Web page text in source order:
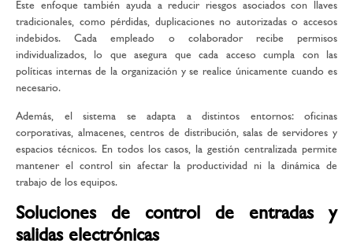
Este enfoque también ayuda a reducir riesgos asociados con llaves
tradicionales, como pérdidas, duplicaciones no autorizadas o accesos
indebidos. Cada empleado o colaborador recibe permisos
individualizados, lo que asegura que cada acceso cumpla con las
políticas internas de la organización y se realice únicamente cuando es
necesario.
Además, el sistema se adapta a distintos entornos: oficinas
corporativas, almacenes, centros de distribución, salas de servidores y
espacios técnicos. En todos los casos, la gestión centralizada permite
mantener el control sin afectar la productividad ni la dinámica de
trabajo de los equipos.
Soluciones de control de entradas y
salidas electrónicas